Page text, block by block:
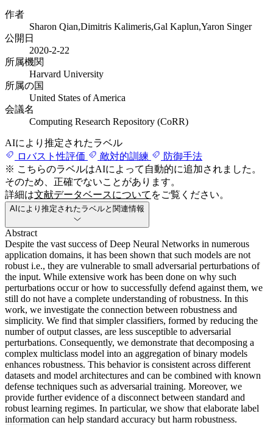
作者
Sharon Qian,Dimitris Kalimeris,Gal Kaplun,Yaron Singer
公開日
2020-2-22
所属機関
Harvard University
所属の国
United States of America
会議名
Computing Research Repository (CoRR)
AIにより推定されたラベル
ロバスト性評価
敵対的訓練
防御手法
※ こちらのラベルはAIによって自動的に追加されました。
そのため、正確でないことがあります。
詳細は文献データベースについて をご覧ください。
AIにより推定されたラベルと関連情報
Abstract
Despite the vast success of Deep Neural Networks in numerous
application domains, it has been shown that such models are not
robust i.e., they are vulnerable to small adversarial perturbations of
the input. While extensive work has been done on why such
perturbations occur or how to successfully defend against them, we
still do not have a complete understanding of robustness. In this
work, we investigate the connection between robustness and
simplicity. We find that simpler classifiers, formed by reducing the
number of output classes, are less susceptible to adversarial
perturbations. Consequently, we demonstrate that decomposing a
complex multiclass model into an aggregation of binary models
enhances robustness. This behavior is consistent across different
datasets and model architectures and can be combined with known
defense techniques such as adversarial training. Moreover, we
provide further evidence of a disconnect between standard and
robust learning regimes. In particular, we show that elaborate label
information can help standard accuracy but harm robustness.